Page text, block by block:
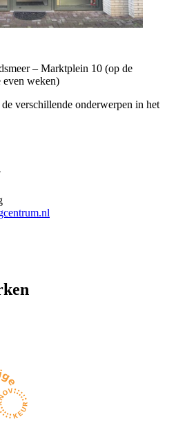
– Marktplein 10 (op de
even weken)
verschillende onderwerpen in het